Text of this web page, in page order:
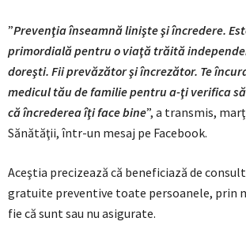
”Prevenţia înseamnă linişte şi încredere.
primordială pentru o viaţă trăită
doreşti. Fii prevăzător şi încrezător. Te
medicul tău de familie pentru a-ţi verifica
că încrederea îţi face bine”, a transmis,
Sănătăţii, într-un mesaj pe Facebook.
Aceştia precizează că beneficiază de
gratuite preventive toate persoanele, prin
fie că sunt sau nu asigurate.